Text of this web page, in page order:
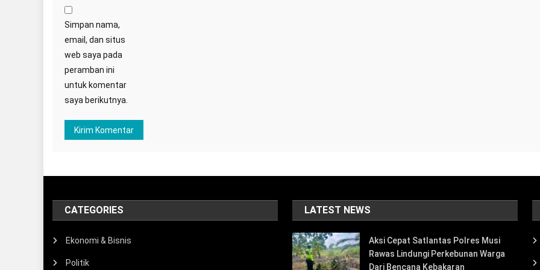
Simpan nama,
email, dan situs
web saya pada
peramban ini
untuk komentar
saya berikutnya.
CATEGORIES
Ekonomi & Bisnis
Politik
LATEST NEWS
Aksi Cepat Satlantas Polres Musi
Rawas Lindungi Perkebunan Warga
Dari Bencana Kebakaran